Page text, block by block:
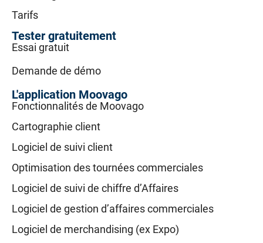
Tarifs
Tester gratuitement
Essai gratuit
Demande de démo
L'application Moovago
Fonctionnalités de Moovago
Cartographie client
Logiciel de suivi client
Optimisation des tournées commerciales
Logiciel de suivi de chiffre d’Affaires
Logiciel de gestion d’affaires commerciales
Logiciel de merchandising (ex Expo)